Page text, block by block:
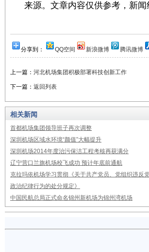
来源。文章内容仅供参考，新闻
分享到： QQ空间 新浪微博 腾讯微博
上一篇： 河北机场集团积极部署科技创新工作
下一篇： 返回列表
相关新闻
首都机场集团领导班子再次调整
深圳机场区域水环境“颜值”大幅提升
深圳机场2014年度治污保洁工程考核再获满分
辽宁营口兰旗机场校飞成功 预计年底前通航
克拉玛依机场学习贯彻《关于共产党员、党组织违反
政治纪律行为的处分规定》
中国民航总局正式命名锦州新机场为锦州湾机场